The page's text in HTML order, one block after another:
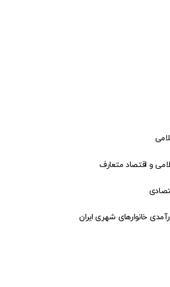
و اقتصاد متعارف
خانوارهای شهری ایران